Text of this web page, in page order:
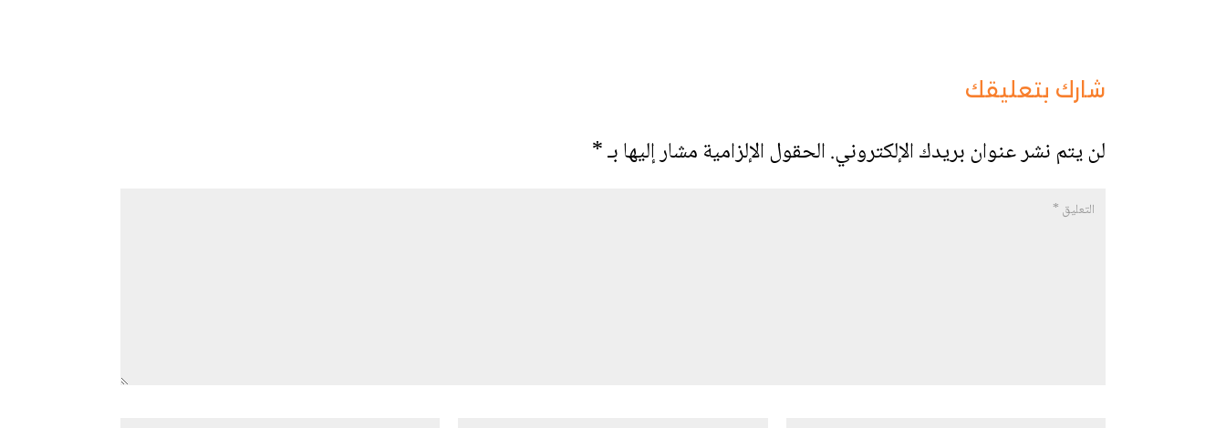
شارك بتعليقك
لن يتم نشر عنوان بريدك الإلكتروني.الحقول الإلزامية مشار إليها بـ*